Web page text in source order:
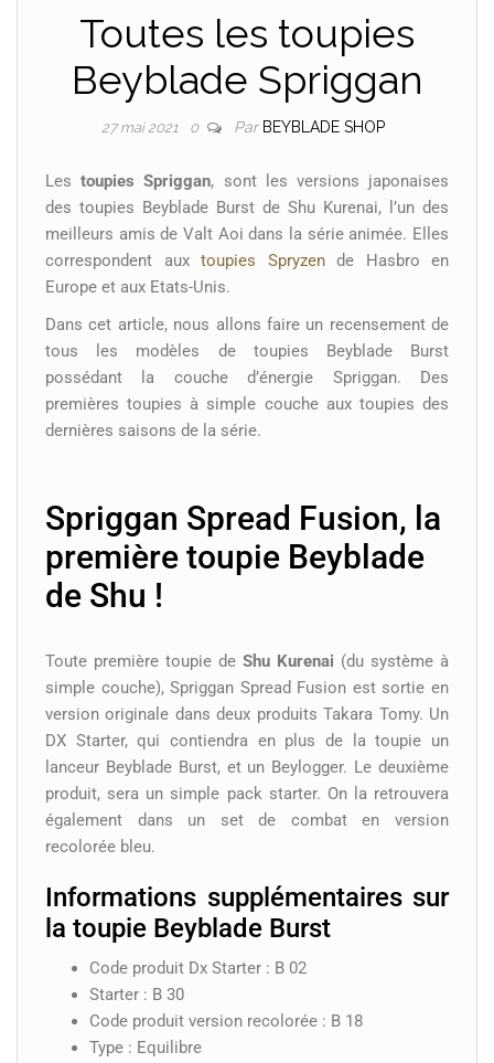
Toutes les toupies
Beyblade Spriggan
27 mai 2021 0 Par BEYBLADE SHOP
Lestoupies Spriggan, sont les versions japonaises
des toupies Beyblade Burst de Shu Kurenai, l’un des
meilleurs amis de Valt Aoi dans la série animée. Elles
correspondent aux toupies Spryzende Hasbro en
Europe et aux Etats-Unis.
Dans cet article, nous allons faire un recensement de
tous les modèles de toupies Beyblade Burst
possédant la couche d’énergie Spriggan. Des
premières toupies à simple couche aux toupies des
dernières saisons de la série.
Spriggan Spread Fusion, la
première toupie Beyblade
de Shu !
Toute première toupie de Shu Kurenai (du système à
simple couche), Spriggan Spread Fusion est sortie en
version originale dans deux produits Takara Tomy. Un
DX Starter, qui contiendra en plus de la toupie un
lanceur Beyblade Burst, et un Beylogger. Le deuxième
produit, sera un simple pack starter. On la retrouvera
également dans un set de combat en version
recolorée bleu.
Informations supplémentaires sur
la toupie Beyblade Burst
Code produit Dx Starter : B 02
Starter : B 30
Code produit version recolorée : B 18
Type : Equilibre